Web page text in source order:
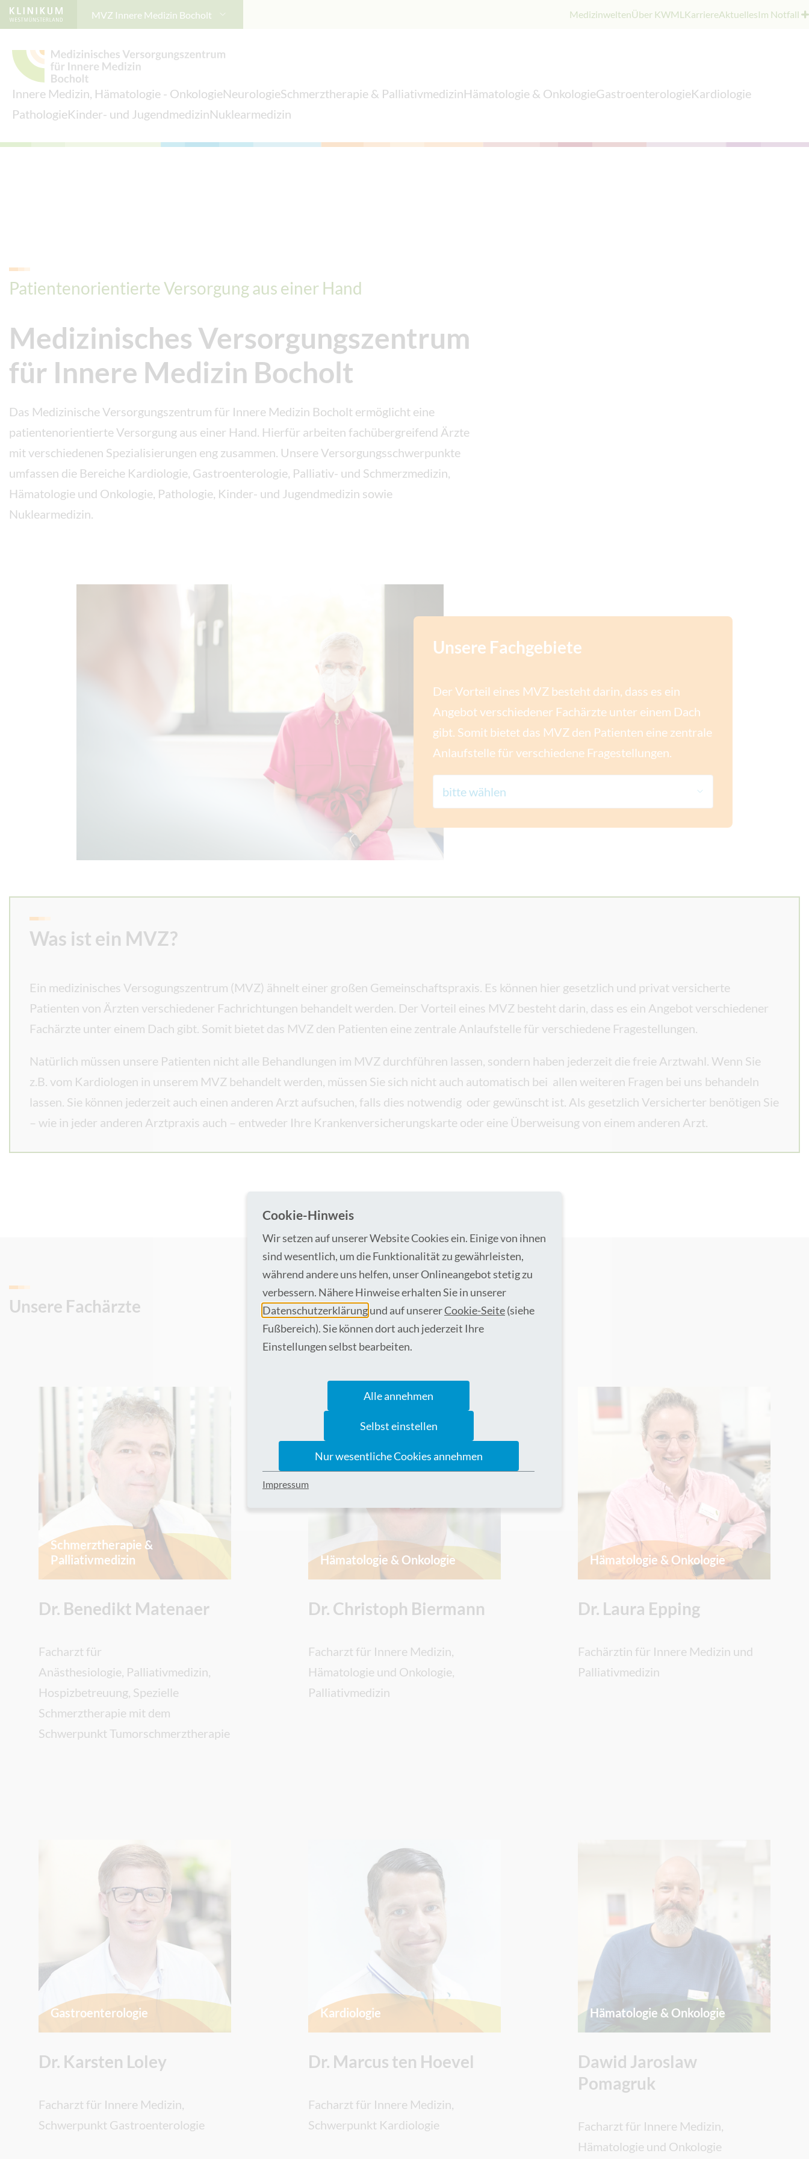
MVZ Innere Medizin Bocholt MedizinweltenÜber KWML KarriereAktuellesIm Notfall
Innere Medizin, Hämatologie - OnkologieNeurologieSchmerztherapie & PalliativmedizinHämatologie & OnkologieGastroenterologieKardiologie
PathologieKinder- und JugendmedizinNuklearmedizin
Patientenorientierte Versorgung aus einer Hand
Medizinisches Versorgungszentrum
für Innere Medizin Bocholt
Das Medizinische Versorgungszentrum für Innere Medizin Bocholt ermöglicht eine
patientenorientierte Versorgung aus einer Hand. Hierfür arbeiten fachübergreifend Ärzte
mit verschiedenen Spezialisierungen eng zusammen. Unsere Versorgungsschwerpunkte
umfassen die Bereiche Kardiologie, Gastroenterologie, Palliativ- und Schmerzmedizin,
Hämatologie und Onkologie, Pathologie, Kinder- und Jugendmedizin sowie
Nuklearmedizin.
Unsere Fachgebiete
Der Vorteil eines MVZ besteht darin, dass es ein
Angebot verschiedener Fachärzte unter einem Dach
gibt. Somit bietet das MVZ den Patienten eine zentrale
Anlaufstelle für verschiedene Fragestellungen.
bitte wählen
Was ist ein MVZ?
Ein medizinisches Versogungszentrum (MVZ) ähnelt einer großen Gemeinschaftspraxis. Es können hier gesetzlich und privat versicherte
Patienten von Ärzten verschiedener Fachrichtungen behandelt werden. Der Vorteil eines MVZ besteht darin, dass es ein Angebot verschiedener
Fachärzte unter einem Dach gibt. Somit bietet das MVZ den Patienten eine zentrale Anlaufstelle für verschiedene Fragestellungen.
Natürlich müssen unsere Patienten nicht alle Behandlungen im MVZ durchführen lassen, sondern haben jederzeit die freie Arztwahl. Wenn Sie
z.B. vom Kardiologen in unserem MVZ behandelt werden, müssen Sie sich nicht auch automatisch bei allen weiteren Fragen bei uns behandeln
lassen. Sie können jederzeit auch einen anderen Arzt aufsuchen, falls dies notwendig oder gewünscht ist. Als gesetzlich Versicherter benötigen Sie
– wie in jeder anderen Arztpraxis auch – entweder Ihre Krankenversicherungskarte oder eine Überweisung von einem anderen Arzt.
Unsere Fachärzte
Schmerztherapie &
Palliativmedizin
Dr. Benedikt Matenaer
Facharzt für
Anästhesiologie, Palliativmedizin,
Hospizbetreuung, Spezielle
Schmerztherapie mit dem
Schwerpunkt Tumorschmerztherapie
Hämatologie & Onkologie
Dr. Christoph Biermann
Facharzt für Innere Medizin,
Hämatologie und Onkologie,
Palliativmedizin
Hämatologie & Onkologie
Dr. Laura Epping
Fachärztin für Innere Medizin und
Palliativmedizin
Gastroenterologie
Dr. Karsten Loley
Facharzt für Innere Medizin,
Schwerpunkt Gastroenterologie
Kardiologie
Dr. Marcus ten Hoevel
Facharzt für Innere Medizin,
Schwerpunkt Kardiologie
Hämatologie & Onkologie
Dawid Jaroslaw
Pomagruk
Facharzt für Innere Medizin,
Hämatologie und Onkologie
Cookie-Hinweis
Wir setzen auf unserer Website Cookies ein. Einige von ihnen
sind wesentlich, um die Funktionalität zu gewährleisten,
während andere uns helfen, unser Onlineangebot stetig zu
verbessern. Nähere Hinweise erhalten Sie in unserer
Datenschutzerklärungund auf unsererCookie-Seite(siehe
Fußbereich). Sie können dort auch jederzeit Ihre
Einstellungen selbst bearbeiten.
Alle annehmen
Selbst einstellen
Nur wesentliche Cookies annehmen
Impressum